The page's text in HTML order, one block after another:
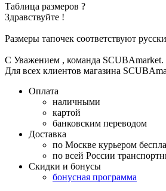
Таблица размеров ?
Здравствуйте !
Размеры тапочек соответствуют
С Уважением , команда SCUBAmarket.
Для всех клиентов магазина
Оплата
наличными
картой
банковским переводом
Доставка
по Москве курьером
по всей России
Скидки и бонусы
бонусная программа